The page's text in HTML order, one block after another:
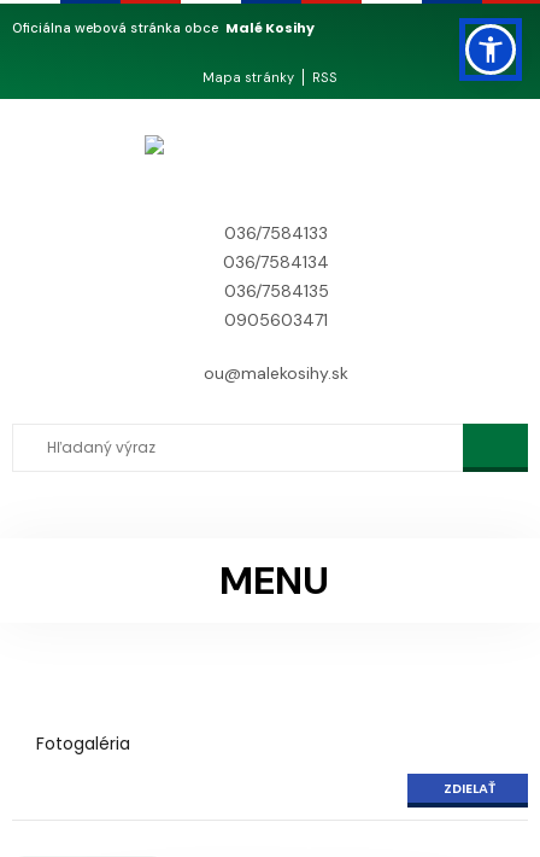
Oficiálna webová stránka obce Malé Kosihy
Mapa stránky RSS
036/7584133
036/7584134
036/7584135
0905603471
ou@malekosihy.sk
MENU
Fotogaléria
ZDIELAŤ